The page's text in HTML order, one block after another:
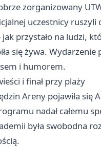
zorganizowany
uczestnicy
przystało na ludzi,
się żywa.
i humorem.
i finał przy plaży
Areny pojawiła się
nadał całemu
była swobodna